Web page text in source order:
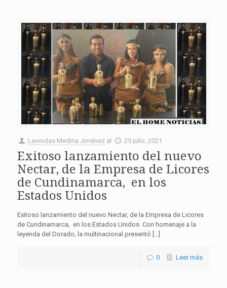
Leonidas Medina Jiménez at 25 julio, 2021
Exitoso lanzamiento del nuevo
Nectar, de la Empresa de Licores
de Cundinamarca, en los
Estados Unidos
Exitoso lanzamiento del nuevo Nectar, de la Empresa de Licores
de Cundinamarca, en los Estados Unidos Con homenaje a la
leyenda del Dorado, la multinacional presentó […]
0 Leer más